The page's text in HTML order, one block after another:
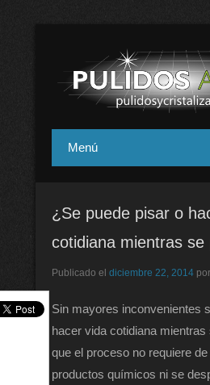
Pulidos y
Menú
¿Se puede pisar o
cotidiana mientras se
Publicado el diciembre 22, 2014 por
Sin mayores inconvenientes
hacer vida cotidiana
que el proceso no requiere
productos químicos ni se